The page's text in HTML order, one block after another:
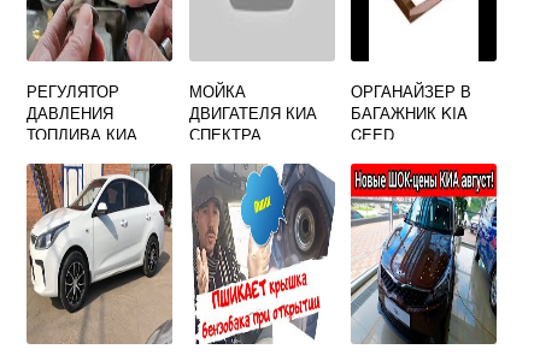
РЕГУЛЯТОР
ДАВЛЕНИЯ
ТОПЛИВА КИА
МОЙКА
ДВИГАТЕЛЯ КИА
СПЕКТРА
ОРГАНАЙЗЕР В
БАГАЖНИК KIA
CEED